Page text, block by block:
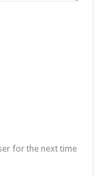
for the next time